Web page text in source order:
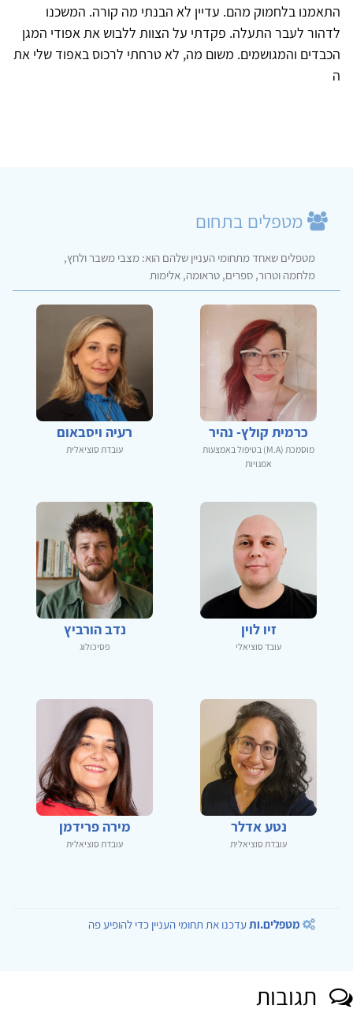
התאמנו בלחמוק מהם. עדיין לא הבנתי מה קורה. המשכנו
לדהור לעבר התעלה. פקדתי על הצוות ללבוש את אפודי המגן
הכבדים והמגושמים. משום מה, לא טרחתי לרכוס באפוד שלי את
ה
מטפלים בתחום
מטפלים שאחד מתחומי העניין שלהם הוא: מצבי משבר ולחץ,
מלחמה וטרור, ספרים, טראומה, אלימות
כרמית קולץ- נהיר
מוסמכת (M.A) בטיפול באמצעות
אמנויות
רעיה ויסבאום
עובדת סוציאלית
זיו לוין
עובד סוציאלי
נדב הורביץ
פסיכולוג
נטע אדלר
עובדת סוציאלית
מירה פרידמן
עובדת סוציאלית
מטפלים.ותעדכנו את תחומי העניין כדי להופיע פה
תגובות